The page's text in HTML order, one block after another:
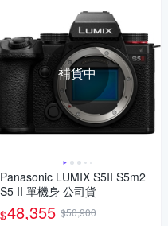
補貨中
Panasonic LUMIX S5II S5m2
S5 II 單機身 公司貨
$48,355 $50,900